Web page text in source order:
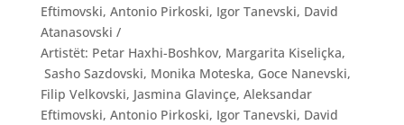
Eftimovski, Antonio Pirkoski, Igor Tanevski, David
Atanasovski /
Аrtistët: Petar Haxhi-Boshkov, Margarita Kiseliçka,
Sasho Sazdovski, Monika Moteska, Goce Nanevski,
Filip Velkovski, Jasmina Glavinçe, Aleksandar
Eftimovski, Antonio Pirkoski, Igor Tanevski, David